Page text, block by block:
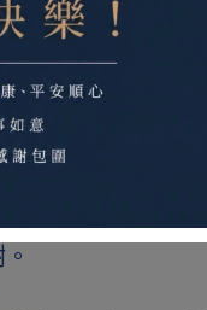
資源。